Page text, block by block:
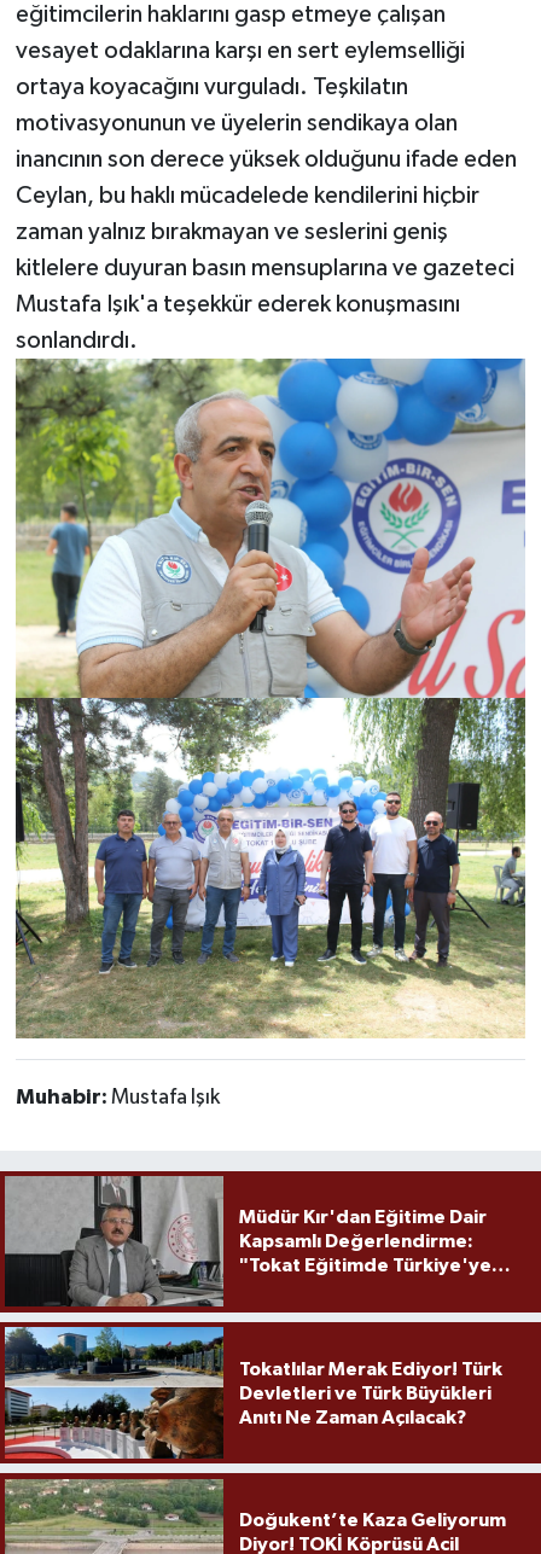
eğitimcilerin haklarını gasp etmeye çalışan
vesayet odaklarına karşı en sert eylemselliği
ortaya koyacağını vurguladı. Teşkilatın
motivasyonunun ve üyelerin sendikaya olan
inancının son derece yüksek olduğunu ifade eden
Ceylan, bu haklı mücadelede kendilerini hiçbir
zaman yalnız bırakmayan ve seslerini geniş
kitlelere duyuran basın mensuplarına ve gazeteci
Mustafa Işık'a teşekkür ederek konuşmasını
sonlandırdı.
Muhabir: Mustafa Işık
Müdür Kır'dan Eğitime Dair
Kapsamlı Değerlendirme:
"Tokat Eğitimde Türkiye'ye
Tokatlılar Merak Ediyor! Türk
Devletleri ve Türk Büyükleri
Anıtı Ne Zaman Açılacak?
Doğukent’te Kaza Geliyorum
Diyor! TOKİ Köprüsü Acil